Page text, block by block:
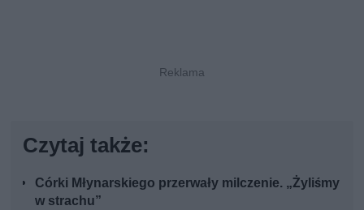
Czytaj także:
Córki Młynarskiego przerwały milczenie. „Żyliśmy
w strachu”